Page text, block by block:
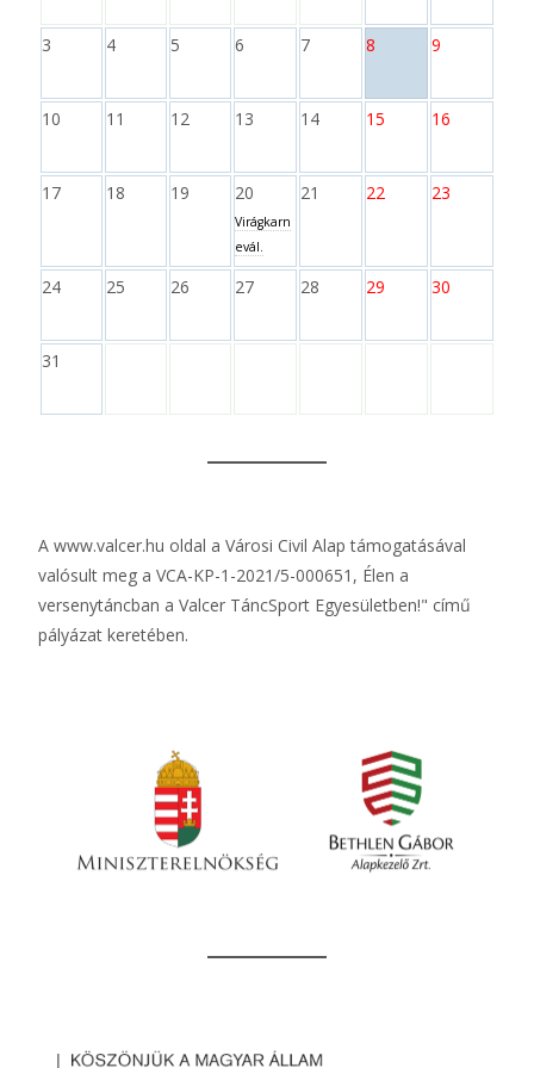
3 4 5 6 7 8 9
10 11 12 13 14 15 16
17 18 19 20
Virágkarn
evál.
21 22 23
24 25 26 27 28 29 30
31
A www.valcer.hu oldal a Városi Civil Alap támogatásával
valósult meg a VCA-KP-1-2021/5-000651, Élen a
versenytáncban a Valcer TáncSport Egyesületben!" című
pályázat keretében.